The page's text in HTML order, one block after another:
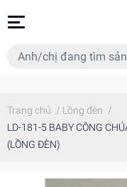
Trang chủ / Lồng đèn /
LD-181-5 BABY CÔNG
(LỒNG ĐÈN)